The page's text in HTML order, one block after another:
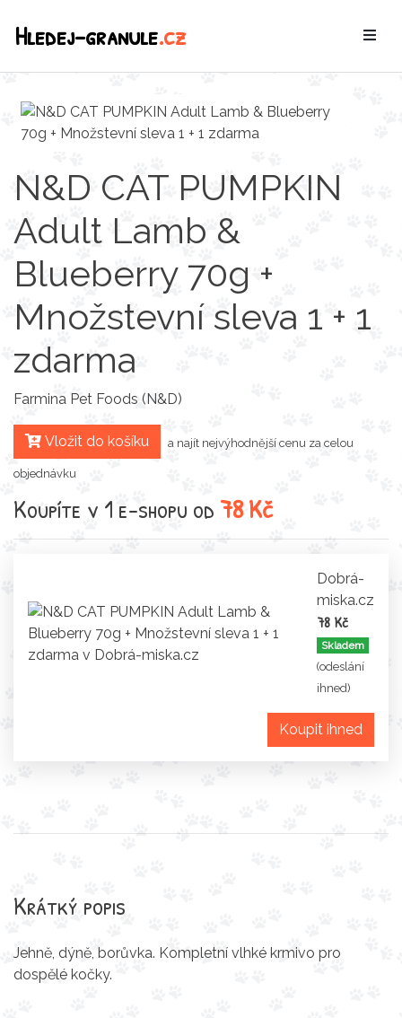
Hledej-granule.cz
N&D CAT PUMPKIN
Adult Lamb &
Blueberry 70g +
Množstevní sleva 1 + 1
zdarma
Farmina Pet Foods (N&D)
Vložit do košíku a najít nejvýhodnější cenu za celou
objednávku
Koupíte v 1 e-shopu od 78 Kč
Dobrá-
miska.cz
78 Kč
Skladem
(odeslání
ihned)
Koupit ihned
Krátký popis
Jehně, dýně, borůvka. Kompletní vlhké krmivo pro
dospělé kočky.